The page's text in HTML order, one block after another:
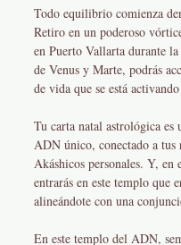
Todo equilibrio comienza
Retiro en un poderoso
en Puerto Vallarta durante
de Venus y Marte, podrás
de vida que se está
Tu carta natal astrológica es
ADN único, conectado a tus
Akáshicos personales. Y, en
entrarás en este templo que
alineándote con una
En este templo del ADN,